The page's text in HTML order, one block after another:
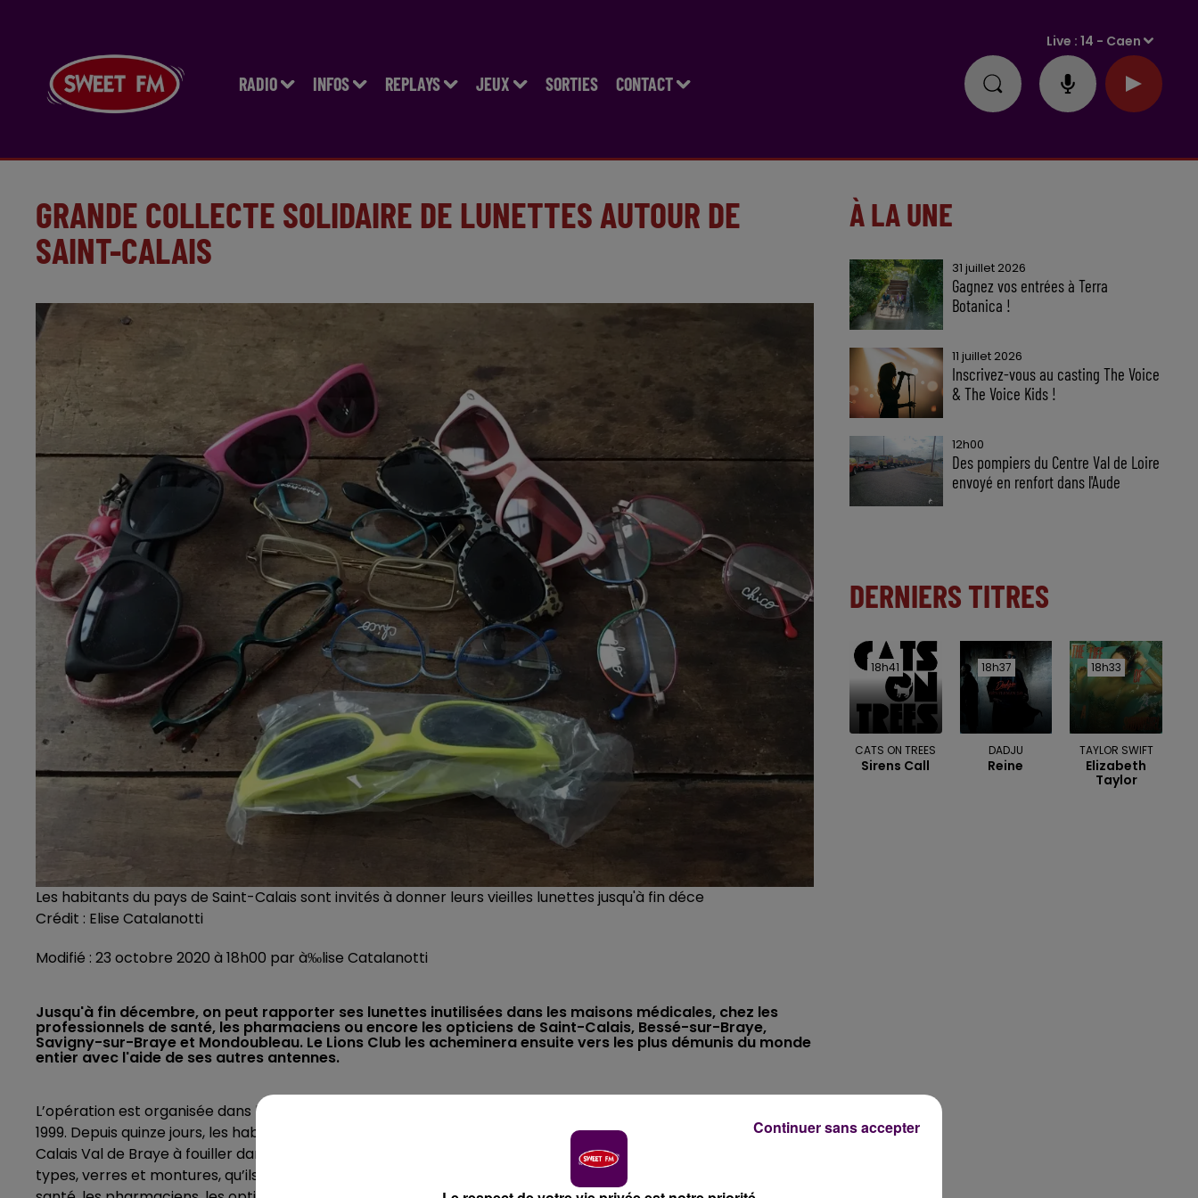
RADIO INFOS REPLAYS JEUX SORTIES CONTACT
Live :14 - Caen
GRANDE COLLECTE SOLIDAIRE DE LUNETTES AUTOUR DE
SAINT-CALAIS
Les habitants du pays de Saint-Calais sont invités à donner leurs vieilles lunettes jusqu'à fin déce
Crédit : Elise Catalanotti
Modifié : 23 octobre 2020 à 18h00 par à‰lise Catalanotti
Jusqu'à fin décembre, on peut rapporter ses lunettes inutilisées dans les maisons médicales, chez les
professionnels de santé, les pharmaciens ou encore les opticiens de Saint-Calais, Bessé-sur-Braye,
Savigny-sur-Braye et Mondoubleau. Le Lions Club les acheminera ensuite vers les plus démunis du monde
entier avec l'aide de ses autres antennes.
L’opération est organisée dans le cadre de la Journée mondiale de la vue, lancée au niveau mondial depuis
1999. Depuis quinze jours, les habitants des Vallées de la Braye et de l’Anille sont invités par le Lions Club Saint-
Calais Val de Braye à fouiller dans leurs placards pour en sortir les lunettes qui ne servent plus. Paires de tous
types, verres et montures, qu’ils pourront ensuite apporter en maison médicale, chez les professionnels de
À LA UNE
31 juillet 2026
Gagnez vos entrées à Terra
Botanica !
11 juillet 2026
Inscrivez-vous au casting The Voice
& The Voice Kids !
12h00
Des pompiers du Centre Val de Loire
envoyé en renfort dans l'Aude
DERNIERS TITRES
18h41
18h41
CATS ON TREES
Sirens Call
18h37
18h37
DADJU
Reine
18h33
18h33
TAYLOR SWIFT
Elizabeth
Taylor
Continuer sans accepter